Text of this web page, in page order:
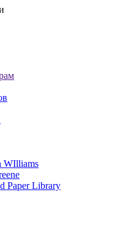
WIlliams
Paper Library